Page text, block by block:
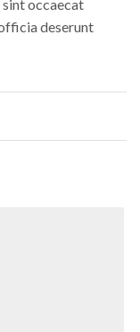
occaecat
deserunt